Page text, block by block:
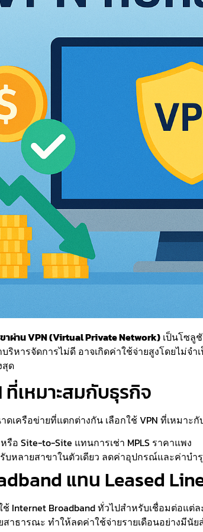
าผ่าน VPN (Virtual Private Network) เป็นโซลู
ริหารจัดการไม่ดี อาจเกิดค่าใช้จ่ายสูงโดยไม่จ
ด
ที่เหมาะสมกับธุรกิจ
เครือข่ายที่แตกต่างกัน เลือกใช้ VPN ที่เหมา
รือ Site-to-Site แทนการเช่า MPLS ราคาแพง
บหลายสาขาในตัวเดียว ลดค่าอุปกรณ์และค่าบำ
แทน Leased
Internet Broadband ทั่วไปสำหรับเชื่อมต่อแต่
าธารณะ ทำให้ลดค่าใช้จ่ายรายเดือนอย่างมีนั